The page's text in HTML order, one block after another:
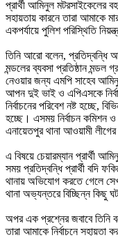
প্রার্থী আমিনুল মটরসাইকেলের
সহায়তায় কারনে তারা আমাকে
একপর্যায়ে পুলিশ পরিস্থিতি
তিনি আরো বলেন, প্রতিদ্বন্ধি
মন্ডলের ব্যবসা প্রতিষ্ঠান মন্ডল
নেওয়ার জন্য এমপি সাহেব
আপন দুই ভাই ও এপিএসকে
নির্বাচনের পরিবেশ নষ্ট হচ্ছে,
হচ্ছে। এসময় নির্বাচন কমিশন ও
এনায়েতপুর থানা আওয়ামী
এ বিষয়ে চেয়ারম্যান প্রার্থী
সময় প্রতিদ্বন্ধি প্রার্থী বদি
থানায় অভিযোগ করতে গেলে
থানা অভ্যন্তরে বিচ্ছিন্ন কিছু
অপর এক প্রশ্নের জবাবে তিনি
তারা আমাকে নির্বাচনে